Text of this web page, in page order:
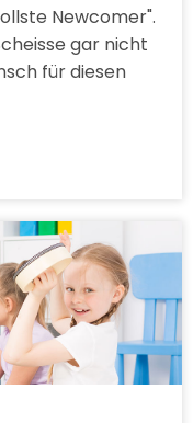
Newcomer".
gar nicht
für diesen